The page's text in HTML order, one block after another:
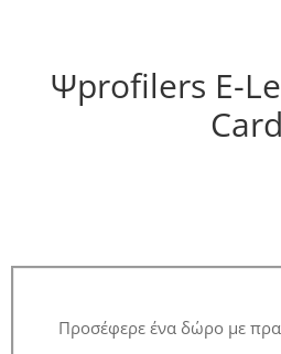
Ψprofilers E-
Card
Προσέφερε ένα δώρο με